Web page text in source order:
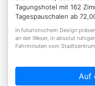
Tagungshotel mit 162
Tagespauschalen ab
In futuristischem Design
an der Weser, in absolut
Fahrminuten vom
Auf